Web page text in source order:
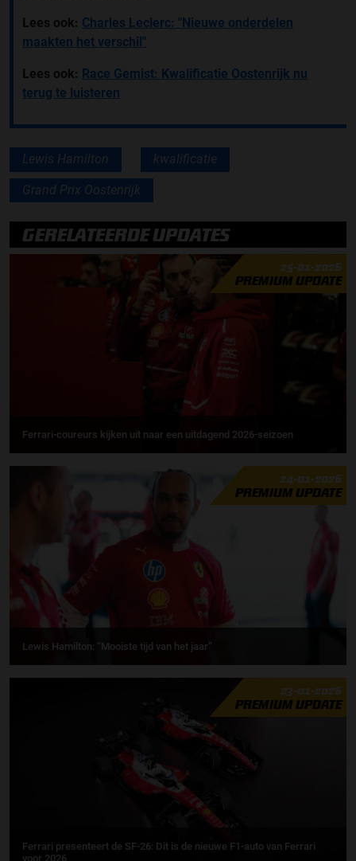
Lees ook: Charles Leclerc: "Nieuwe onderdelen
maakten het verschil"
Lees ook: Race Gemist: Kwalificatie Oostenrijk nu
terug te luisteren
Lewis Hamilton kwalificatie
Grand Prix Oostenrijk
GERELATEERDE UPDATES
25-01-2026
PREMIUM UPDATE
Ferrari-coureurs kijken uit naar een uitdagend 2026-seizoen
24-01-2026
PREMIUM UPDATE
Lewis Hamilton: “Mooiste tijd van het jaar”
23-01-2026
PREMIUM UPDATE
Ferrari presenteert de SF-26: Dit is de nieuwe F1-auto van Ferrari
voor 2026